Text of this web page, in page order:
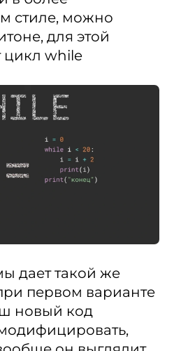
стиле, можно
для этой
цикл while
дает такой же
первом варианте
новый код